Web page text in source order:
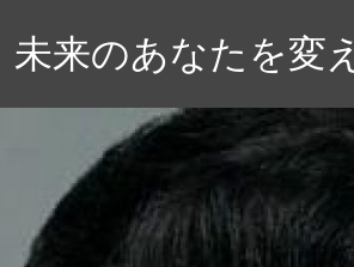
未来のあなたを変